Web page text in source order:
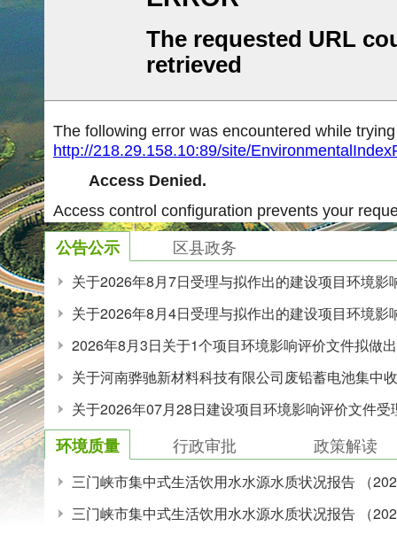
公告公示 区县政务
关于2026年8月7日受理与拟作出的建设项目环境影
关于2026年8月4日受理与拟作出的建设项目环境影
2026年8月3日关于1个项目环境影响评价文件拟做
关于河南骅驰新材料科技有限公司废铅蓄电池集中
关于2026年07月28日建设项目环境影响评价文件受
环境质量 行政审批 政策解读
三门峡市集中式生活饮用水水源水质状况报告 （
三门峡市集中式生活饮用水水源水质状况报告 （